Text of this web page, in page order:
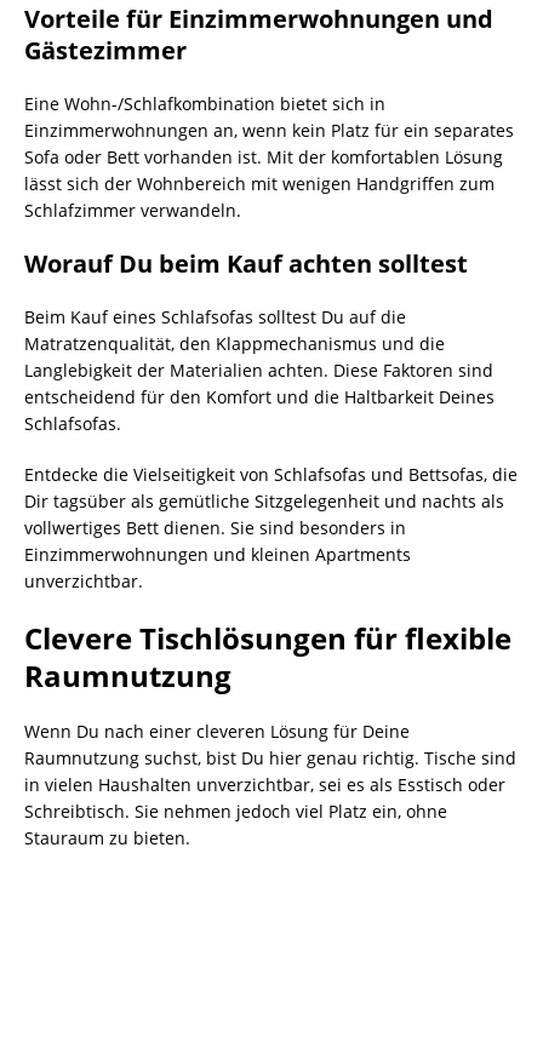
Vorteile für Einzimmerwohnungen und
Gästezimmer
Eine Wohn-/Schlafkombination bietet sich in
Einzimmerwohnungen an, wenn kein Platz für ein separates
Sofa oder Bett vorhanden ist. Mit der komfortablen Lösung
lässt sich der Wohnbereich mit wenigen Handgriffen zum
Schlafzimmer verwandeln.
Worauf Du beim Kauf achten solltest
Beim Kauf eines Schlafsofas solltest Du auf die
Matratzenqualität, den Klappmechanismus und die
Langlebigkeit der Materialien achten. Diese Faktoren sind
entscheidend für den Komfort und die Haltbarkeit Deines
Schlafsofas.
Entdecke die Vielseitigkeit von Schlafsofas und Bettsofas, die
Dir tagsüber als gemütliche Sitzgelegenheit und nachts als
vollwertiges Bett dienen. Sie sind besonders in
Einzimmerwohnungen und kleinen Apartments
unverzichtbar.
Clevere Tischlösungen für flexible
Raumnutzung
Wenn Du nach einer cleveren Lösung für Deine
Raumnutzung suchst, bist Du hier genau richtig. Tische sind
in vielen Haushalten unverzichtbar, sei es als Esstisch oder
Schreibtisch. Sie nehmen jedoch viel Platz ein, ohne
Stauraum zu bieten.